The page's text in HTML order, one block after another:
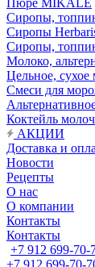
Пюре MIKALE
Сиропы,
Сиропы
Сиропы,
Молоко,
Цельное, сухое
Смеси для
Коктейль
АКЦИИ
Доставка и
Новости
Рецепты
О нас
О компании
Контакты
Контакты
+7 912 699-70-
+7 912 699-70-